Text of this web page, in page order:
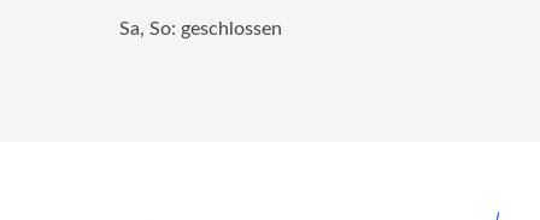
Sa, So: geschlossen